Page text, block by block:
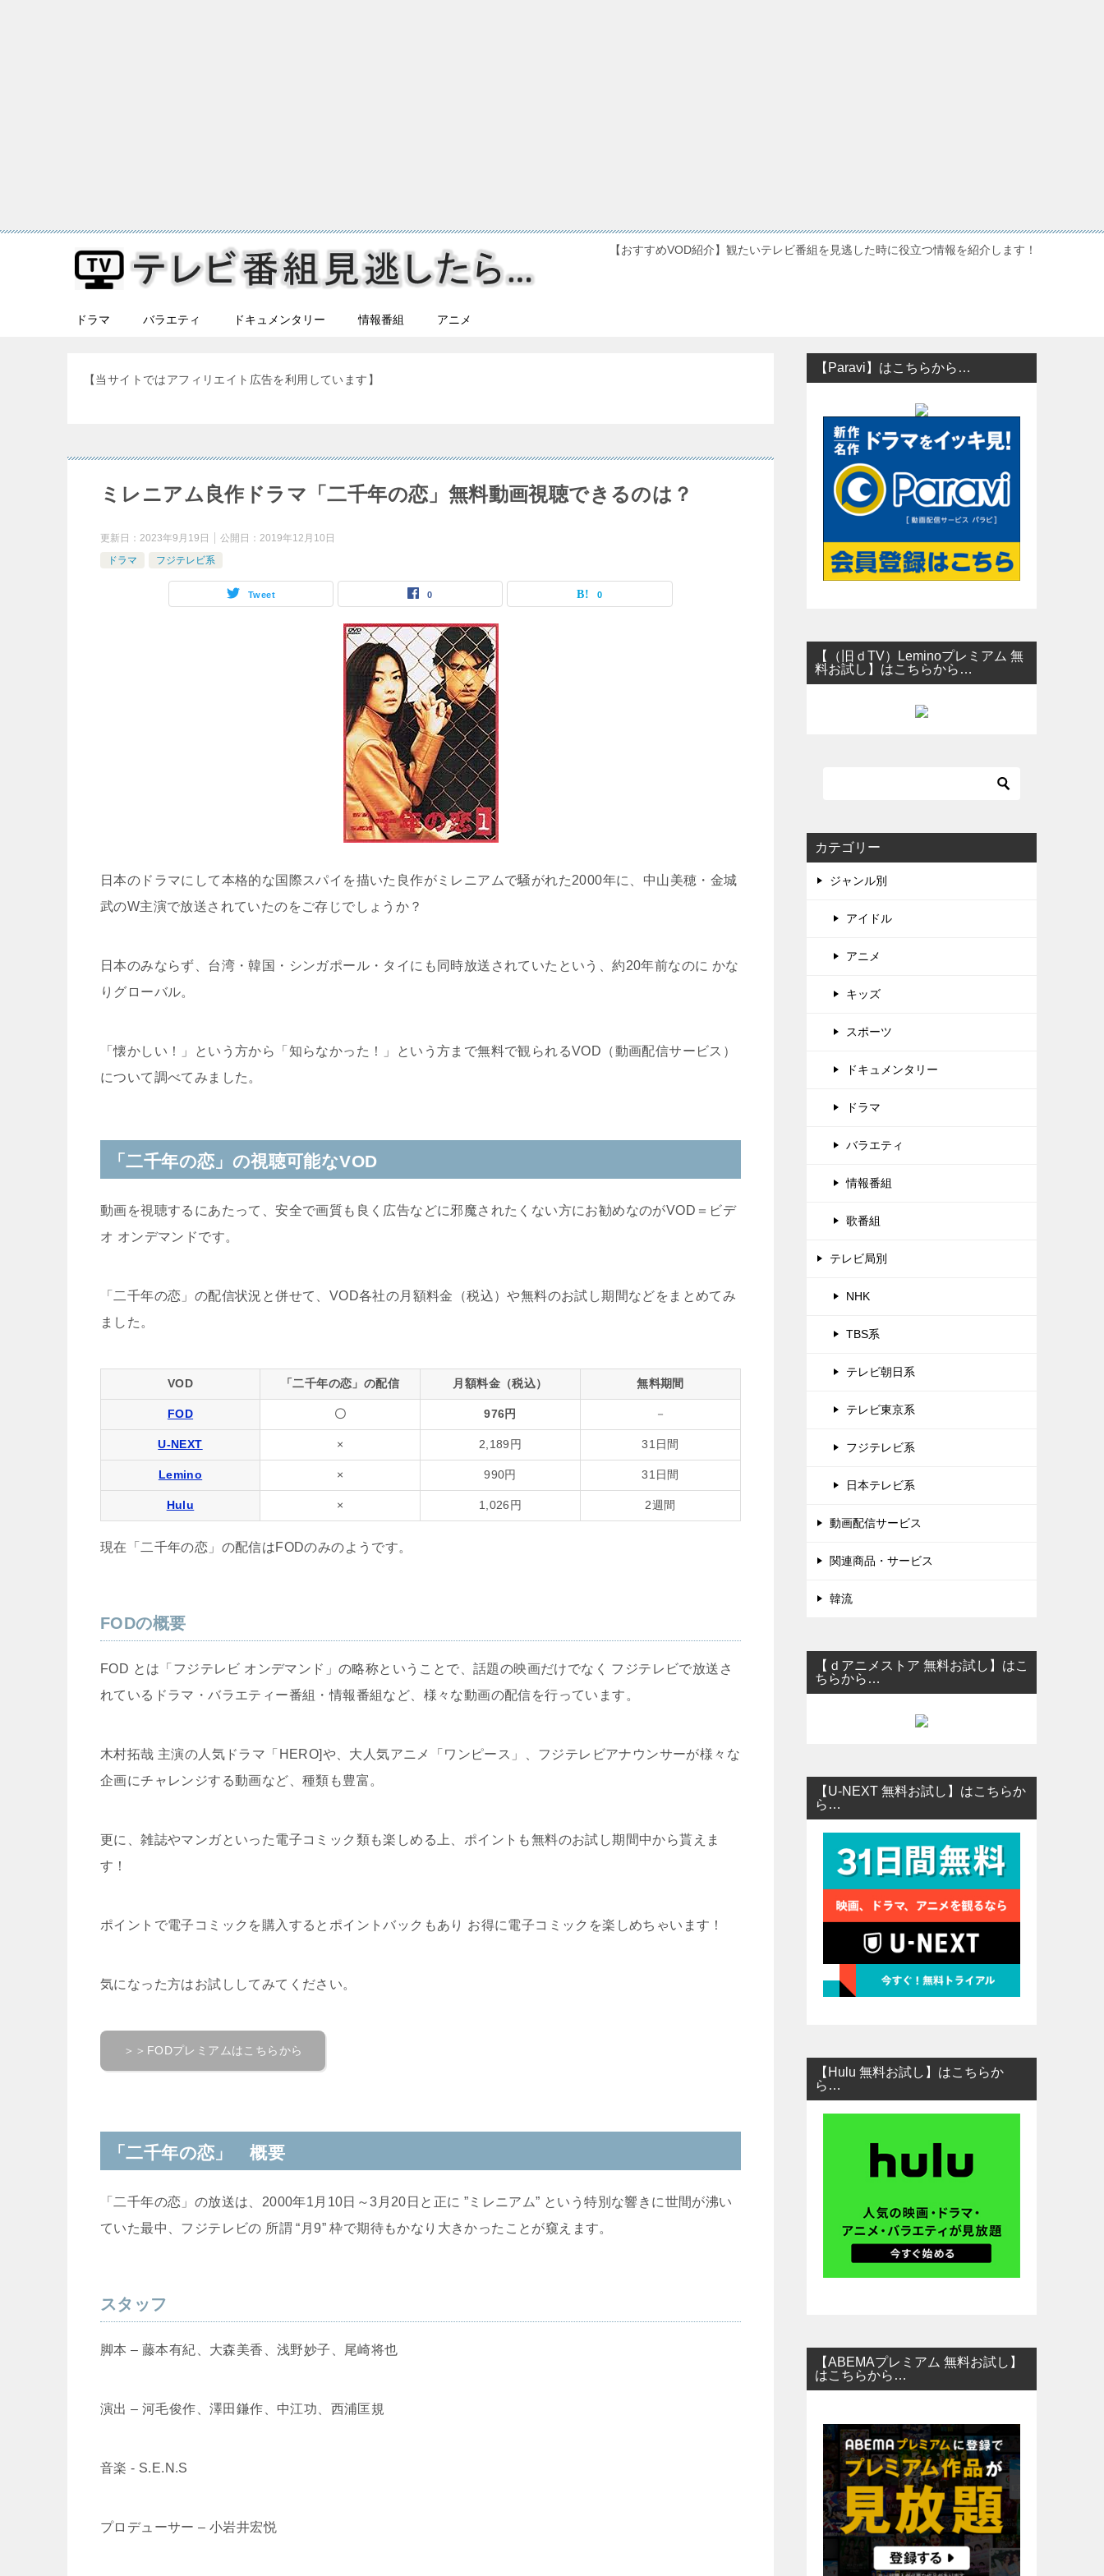
【おすすめVOD紹介】観たいテレビ番組を見逃した時に役立つ情報を紹介します！
ドラマ バラエティ ドキュメンタリー 情報番組 アニメ
【当サイトではアフィリエイト広告を利用しています】
ミレニアム良作ドラマ「二千年の恋」無料動画視聴できるのは？
更新日： 2023年9月19日 公開日： 2019年12月10日
ドラマ
フジテレビ系
Tweet 0 0
日本のドラマにして本格的な国際スパイを描いた良作がミレニアムで騒がれた2000年に、中山美穂・金城
武のW主演で放送されていたのをご存じでしょうか？
日本のみならず、台湾・韓国・シンガポール・タイにも同時放送されていたという、約20年前なのに かな
りグローバル。
「懐かしい！」という方から「知らなかった！」という方まで無料で観られるVOD（動画配信サービス）
について調べてみました。
「二千年の恋」の視聴可能なVOD
動画を視聴するにあたって、安全で画質も良く広告などに邪魔されたくない方にお勧めなのがVOD＝ビデ
オ オンデマンドです。
「二千年の恋」の配信状況と併せて、VOD各社の月額料金（税込）や無料のお試し期間などをまとめてみ
ました。
VOD 「二千年の恋」の配信 月額料金（税込） 無料期間
FOD 〇 976円 －
U-NEXT × 2,189円 31日間
Lemino × 990円 31日間
Hulu × 1,026円 2週間
現在「二千年の恋」の配信はFODのみのようです。
FODの概要
FOD とは「フジテレビ オンデマンド」の略称ということで、話題の映画だけでなく フジテレビで放送さ
れているドラマ・バラエティー番組・情報番組など、様々な動画の配信を行っています。
木村拓哉 主演の人気ドラマ「HERO]や、大人気アニメ「ワンピース」、フジテレビアナウンサーが様々な
企画にチャレンジする動画など、種類も豊富。
更に、雑誌やマンガといった電子コミック類も楽しめる上、ポイントも無料のお試し期間中から貰えま
す！
ポイントで電子コミックを購入するとポイントバックもあり お得に電子コミックを楽しめちゃいます！
気になった方はお試ししてみてください。
＞＞FODプレミアムはこちらから
「二千年の恋」 概要
「二千年の恋」の放送は、2000年1月10日～3月20日と正に ”ミレニアム” という特別な響きに世間が沸い
ていた最中、フジテレビの 所謂 “月9” 枠で期待もかなり大きかったことが窺えます。
スタッフ
脚本 – 藤本有紀、大森美香、浅野妙子、尾崎将也
演出 – 河毛俊作、澤田鎌作、中江功、西浦匡規
音楽 ‐ S.E.N.S
プロデューサー – 小岩井宏悦
【Paravi】はこちらから…
【（旧ｄTV）Leminoプレミアム 無
料お試し】はこちらから…
カテゴリー
ジャンル別
アイドル
アニメ
キッズ
スポーツ
ドキュメンタリー
ドラマ
バラエティ
情報番組
歌番組
テレビ局別
NHK
TBS系
テレビ朝日系
テレビ東京系
フジテレビ系
日本テレビ系
動画配信サービス
関連商品・サービス
韓流
【ｄアニメストア 無料お試し】はこ
ちらから…
【U-NEXT 無料お試し】はこちらか
ら…
【Hulu 無料お試し】はこちらか
ら…
【ABEMAプレミアム 無料お試し】
はこちらから…